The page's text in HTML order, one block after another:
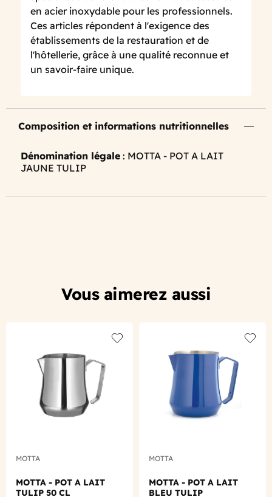
en acier inoxydable pour les professionnels.
Ces articles répondent à l'exigence des
établissements de la restauration et de
l'hôtellerie, grâce à une qualité reconnue et
un savoir-faire unique.
Composition et informations nutritionnelles
Dénomination légale : MOTTA - POT A LAIT
JAUNE TULIP
Vous aimerez aussi
Add to wishlist
MOTTA
MOTTA - POT A LAIT
TULIP 50 CL
MOTTA
MOTTA - POT A LAIT
BLEU TULIP